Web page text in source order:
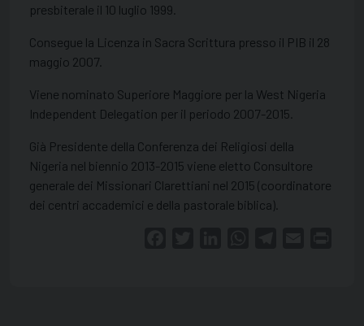
presbiterale il 10 luglio 1999.
Consegue la Licenza in Sacra Scrittura presso il PIB il 28
maggio 2007.
Viene nominato Superiore Maggiore per la West Nigeria
Independent Delegation per il periodo 2007-2015.
Già Presidente della Conferenza dei Religiosi della
Nigeria nel biennio 2013-2015 viene eletto Consultore
generale dei Missionari Clarettiani nel 2015 (coordinatore
dei centri accademici e della pastorale biblica).